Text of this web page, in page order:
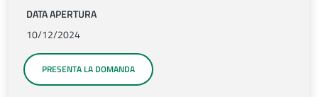
DATA APERTURA
10/12/2024
PRESENTA LA DOMANDA